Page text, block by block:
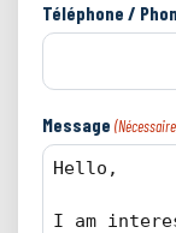
Téléphone /
Message